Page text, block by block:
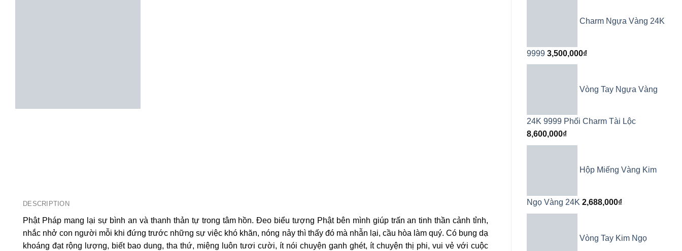
Charm Ngựa Vàng 24K
9999 3,500,000₫
Vòng Tay Ngựa Vàng
24K 9999 Phối Charm Tài Lộc
8,600,000₫
Hộp Miếng Vàng Kim
Ngọ Vàng 24K 2,688,000₫
Vòng Tay Kim Ngọ
DESCRIPTION
Phật Pháp mang lại sự bình an và thanh thản tự trong tâm hồn. Đeo biểu tượng Phật bên mình giúp trấn an tinh thần cảnh tỉnh,
nhắc nhở con người mỗi khi đứng trước những sự việc khó khăn, nóng nảy thì thấy đó mà nhẫn lại, cầu hòa làm quý. Có bụng dạ
khoáng đạt rộng lượng, biết bao dung, tha thứ, miệng luôn tươi cười, ít nói chuyện ganh ghét, ít chuyện thị phi, vui vẻ với cuộc